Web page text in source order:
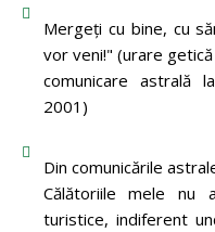
Mergeţi cu bine, cu
vor veni!" (urare
comunicare astrală
2001)
Din comunicările
Călătoriile mele nu
turistice, indiferent